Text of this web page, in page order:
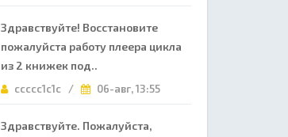
Здравствуйте! Восстановите
пожалуйста работу плеера цикла
из 2 книжек под..
ccccc1c1c / 06-авг, 13:55
Здравствуйте. Пожалуйста,